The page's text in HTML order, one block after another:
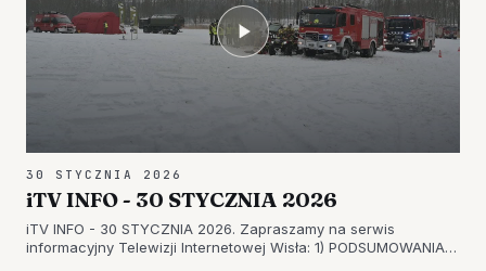
30 STYCZNIA 2026
iTV INFO - 30 STYCZNIA 2026
iTV INFO - 30 STYCZNIA 2026. Zapraszamy na serwis
informacyjny Telewizji Internetowej Wisła: 1) PODSUMOWANIA,